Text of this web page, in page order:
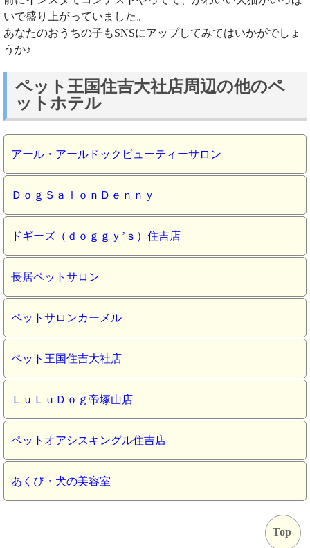
いで盛り上がっていました。
あなたのおうちの子もSNSにアップしてみてはいかがでしょ
うか♪
ペット王国住吉大社店周辺の他のペ
ットホテル
アール・アールドックビューティーサロン
ＤｏｇＳａｌｏｎＤｅｎｎｙ
ドギーズ（ｄｏｇｇｙ’ｓ）住吉店
長居ペットサロン
ペットサロンカーメル
ペット王国住吉大社店
ＬｕＬｕＤｏｇ帝塚山店
ペットオアシスキングル住吉店
あくび・犬の美容室
Top